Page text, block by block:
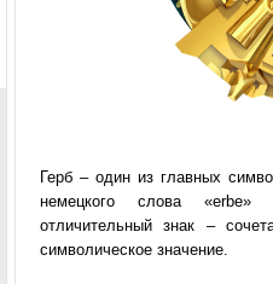
Герб – один из главных
немецкого слова «erbe»
отличительный знак –
символическое значение.